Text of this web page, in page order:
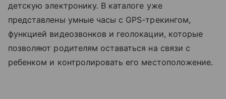
детскую электронику. В каталоге уже
представлены умные часы с GPS-трекингом,
функцией видеозвонков и геолокации, которые
позволяют родителям оставаться на связи с
ребенком и контролировать его местоположение.